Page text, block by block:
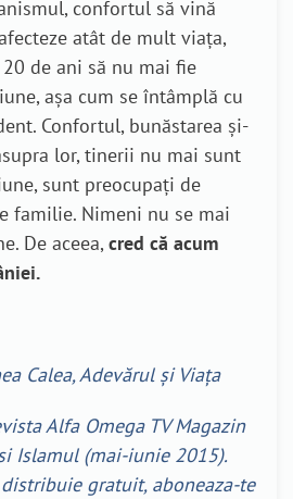
confortul să vină
atât de mult viața,
de ani să nu mai fie
așa cum se întâmplă cu
Confortul, bunăstarea și-
lor, tinerii nu mai sunt
sunt preocupați de
familie. Nimeni nu se mai
De aceea,cred că acum
Calea, Adevărul și Viața
Alfa Omega TV Magazin
Islamul (mai-iunie 2015).
gratuit, aboneaza-te